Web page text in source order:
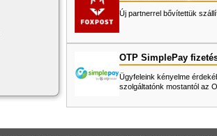
Új partnerrel bővítettük
OTP SimplePay
Ügyfeleink kényelme
szolgáltatónk mostantól az